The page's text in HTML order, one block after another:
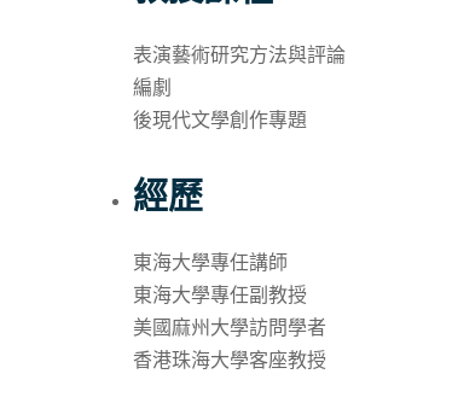
表演藝術研究方法與評論
編劇
後現代文學創作專題
經歷
東海大學專任講師
東海大學專任副教授
美國麻州大學訪問學者
香港珠海大學客座教授